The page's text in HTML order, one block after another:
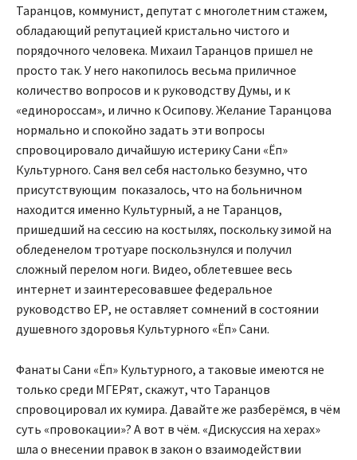
Таранцов, коммунист, депутат с многолетним стажем,
обладающий репутацией кристально чистого и
порядочного человека. Михаил Таранцов пришел не
просто так. У него накопилось весьма приличное
количество вопросов и к руководству Думы, и к
«единороссам», и лично к Осипову. Желание Таранцова
нормально и спокойно задать эти вопросы
спровоцировало дичайшую истерику Сани «Ёп»
Культурного. Саня вел себя настолько безумно, что
присутствующим показалось, что на больничном
находится именно Культурный, а не Таранцов,
пришедший на сессию на костылях, поскольку зимой на
обледенелом тротуаре поскользнулся и получил
сложный перелом ноги. Видео, облетевшее весь
интернет и заинтересовавшее федеральное
руководство ЕР, не оставляет сомнений в состоянии
душевного здоровья Культурного «Ёп» Сани.
Фанаты Сани «Ёп» Культурного, а таковые имеются не
только среди МГЕРят, скажут, что Таранцов
спровоцировал их кумира. Давайте же разберёмся, в чём
суть «провокации»? А вот в чём. «Дискуссия на херах»
шла о внесении правок в закон о взаимодействии